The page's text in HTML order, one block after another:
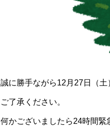
誠に勝手ながら12月27日（
ご了承ください。
何かございましたら24時間緊